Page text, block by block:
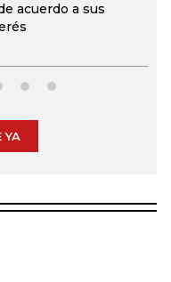
acuerdo a sus
YA